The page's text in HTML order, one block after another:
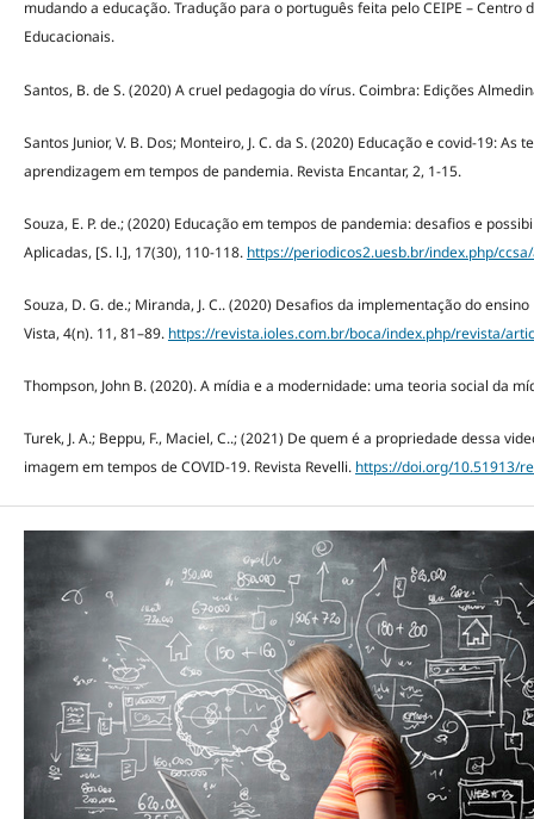
mudando a educação. Tradução para o português feita pelo CEIPE – Centro
Educacionais.
Santos, B. de S. (2020) A cruel pedagogia do vírus. Coimbra: Edições
Santos Junior, V. B. Dos; Monteiro, J. C. da S. (2020) Educação e covid-19:
aprendizagem em tempos de pandemia. Revista Encantar, 2, 1-15.
Souza, E. P. de.; (2020) Educação em tempos de pandemia: desafios e
Aplicadas, [S. l.], 17(30), 110-118. https://periodicos2.uesb.br/index.php/
Souza, D. G. de.; Miranda, J. C.. (2020) Desafios da implementação do
Vista, 4(n). 11, 81–89. https://revista.ioles.com.br/boca/index.php/revista/
Thompson, John B. (2020). A mídia e a modernidade: uma teoria social da
Turek, J. A.; Beppu, F., Maciel, C..; (2021) De quem é a propriedade dessa
imagem em tempos de COVID-19. Revista Revelli. https://doi.org/10.51913/